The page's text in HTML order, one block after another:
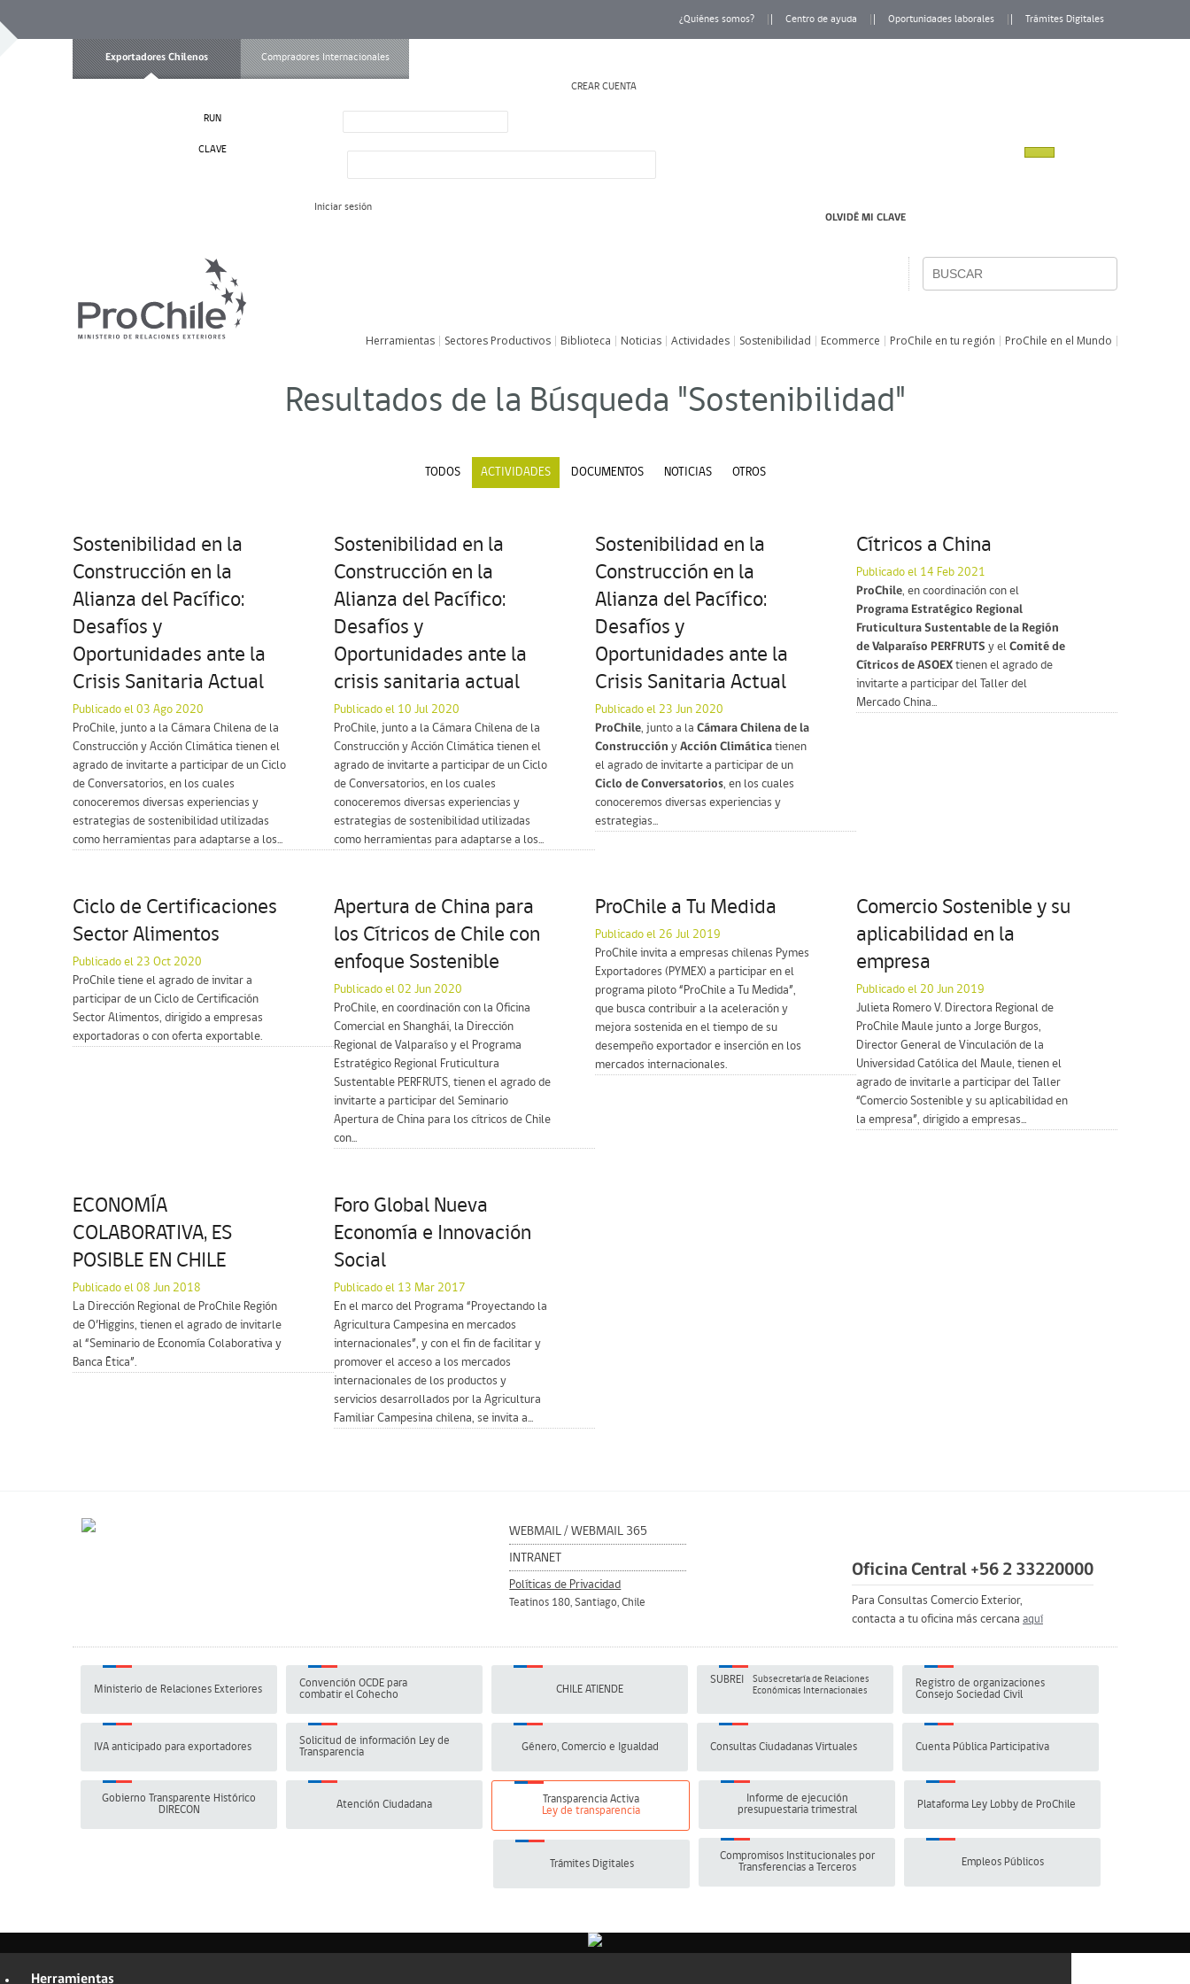
¿Quiénes somos? Centro de ayuda Oportunidades laborales Trámites Digitales
Exportadores Chilenos Compradores Internacionales
CREAR CUENTA
RUN
CLAVE
Iniciar sesión
OLVIDÉ MI CLAVE
Herramientas Sectores Productivos Biblioteca Noticias Actividades Sostenibilidad Ecommerce ProChile en tu región ProChile en el Mundo
Resultados de la Búsqueda "Sostenibilidad"
TODOS ACTIVIDADES DOCUMENTOS NOTICIAS OTROS
Sostenibilidad en la
Construcción en la
Alianza del Pacífico:
Desafíos y
Oportunidades ante la
Crisis Sanitaria Actual
Publicado el 03 Ago 2020
ProChile, junto a la Cámara Chilena de la
Construcción y Acción Climática tienen el
agrado de invitarte a participar de un Ciclo
de Conversatorios, en los cuales
conoceremos diversas experiencias y
estrategias de sostenibilidad utilizadas
como herramientas para adaptarse a los...
Sostenibilidad en la
Construcción en la
Alianza del Pacífico:
Desafíos y
Oportunidades ante la
crisis sanitaria actual
Publicado el 10 Jul 2020
ProChile, junto a la Cámara Chilena de la
Construcción y Acción Climática tienen el
agrado de invitarte a participar de un Ciclo
de Conversatorios, en los cuales
conoceremos diversas experiencias y
estrategias de sostenibilidad utilizadas
como herramientas para adaptarse a los...
Sostenibilidad en la
Construcción en la
Alianza del Pacífico:
Desafíos y
Oportunidades ante la
Crisis Sanitaria Actual
Publicado el 23 Jun 2020
ProChile, junto a la Cámara Chilena de la
Construcción y Acción Climática tienen
el agrado de invitarte a participar de un
Ciclo de Conversatorios, en los cuales
conoceremos diversas experiencias y
estrategias...
Cítricos a China
Publicado el 14 Feb 2021
ProChile, en coordinación con el
Programa Estratégico Regional
Fruticultura Sustentable de la Región
de Valparaíso PERFRUTS y el Comité de
Cítricos de ASOEX tienen el agrado de
invitarte a participar del Taller del
Mercado China...
Ciclo de Certificaciones
Sector Alimentos
Publicado el 23 Oct 2020
ProChile tiene el agrado de invitar a
participar de un Ciclo de Certificación
Sector Alimentos, dirigido a empresas
exportadoras o con oferta exportable.
Apertura de China para
los Cítricos de Chile con
enfoque Sostenible
Publicado el 02 Jun 2020
ProChile, en coordinación con la Oficina
Comercial en Shanghái, la Dirección
Regional de Valparaíso y el Programa
Estratégico Regional Fruticultura
Sustentable PERFRUTS, tienen el agrado de
invitarte a participar del Seminario
Apertura de China para los cítricos de Chile
con...
ProChile a Tu Medida
Publicado el 26 Jul 2019
ProChile invita a empresas chilenas Pymes
Exportadores (PYMEX) a participar en el
programa piloto “ProChile a Tu Medida”,
que busca contribuir a la aceleración y
mejora sostenida en el tiempo de su
desempeño exportador e inserción en los
mercados internacionales.
Comercio Sostenible y su
aplicabilidad en la
empresa
Publicado el 20 Jun 2019
Julieta Romero V. Directora Regional de
ProChile Maule junto a Jorge Burgos,
Director General de Vinculación de la
Universidad Católica del Maule, tienen el
agrado de invitarle a participar del Taller
“Comercio Sostenible y su aplicabilidad en
la empresa”, dirigido a empresas...
ECONOMÍA
COLABORATIVA, ES
POSIBLE EN CHILE
Publicado el 08 Jun 2018
La Dirección Regional de ProChile Región
de O’Higgins, tienen el agrado de invitarle
al “Seminario de Economía Colaborativa y
Banca Ética”.
Foro Global Nueva
Economía e Innovación
Social
Publicado el 13 Mar 2017
En el marco del Programa “Proyectando la
Agricultura Campesina en mercados
internacionales”, y con el fin de facilitar y
promover el acceso a los mercados
internacionales de los productos y
servicios desarrollados por la Agricultura
Familiar Campesina chilena, se invita a...
Oficina Central +56 2 33220000
Para Consultas Comercio Exterior,
contacta a tu oficina más cercana aquí
WEBMAIL /WEBMAIL 365
INTRANET
Políticas de Privacidad
Teatinos 180, Santiago, Chile
Ministerio de Relaciones Exteriores
Convención OCDE para
combatir el Cohecho
CHILE ATIENDE
SUBREI
Subsecretaría de Relaciones
Económicas Internacionales
Registro de organizaciones
Consejo Sociedad Civil
IVA anticipado para exportadores
Solicitud de información Ley de
Transparencia
Género, Comercio e Igualdad Consultas Ciudadanas Virtuales Cuenta Pública Participativa
Gobierno Transparente Histórico
DIRECON
Atención Ciudadana
Transparencia Activa
Ley de transparencia
Informe de ejecución
presupuestaria trimestral
Plataforma Ley Lobby de ProChile
Empleos Públicos
Compromisos Institucionales por
Transferencias a Terceros
Trámites Digitales
Herramientas